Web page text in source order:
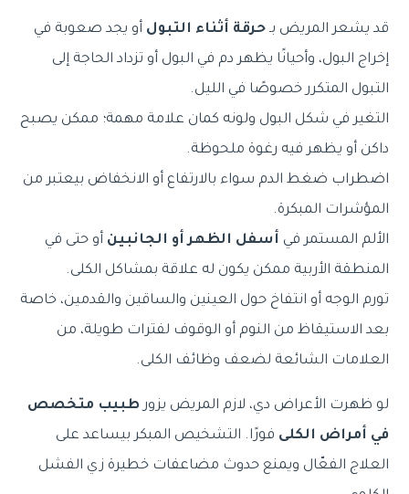
قد يشعر المريض بـ حرقة أثناء التبول أو يجد صعوبة في
إخراج البول، وأحيانًا يظهر دم في البول أو تزداد الحاجة إلى
التبول المتكرر خصوصًا في الليل.
التغير في شكل البول ولونه كمان علامة مهمة؛ ممكن يصبح
داكن أو يظهر فيه رغوة ملحوظة.
اضطراب ضغط الدم سواء بالارتفاع أو الانخفاض بيعتبر من
المؤشرات المبكرة.
الألم المستمر في أسفل الظهر أو الجانبين أو حتى في
المنطقة الأربية ممكن يكون له علاقة بمشاكل الكلى.
تورم الوجه أو انتفاخ حول العينين والساقين والقدمين، خاصة
بعد الاستيقاظ من النوم أو الوقوف لفترات طويلة، من
العلامات الشائعة لضعف وظائف الكلى.
لو ظهرت الأعراض دي، لازم المريض يزورطبيب متخصص
في أمراض الكلى فورًا. التشخيص المبكر بيساعد على
العلاج الفعّال ويمنع حدوث مضاعفات خطيرة زي الفشل